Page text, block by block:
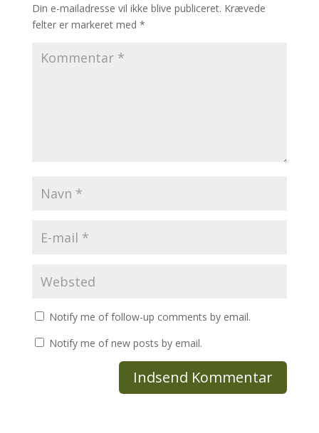
Din e-mailadresse vil ikke blive publiceret. Krævede
felter er markeret med *
Notify me of follow-up comments by email.
Notify me of new posts by email.